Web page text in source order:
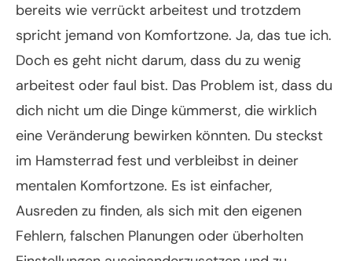
bereits wie verrückt arbeitest und trotzdem
spricht jemand von Komfortzone. Ja, das tue ich.
Doch es geht nicht darum, dass du zu wenig
arbeitest oder faul bist. Das Problem ist, dass du
dich nicht um die Dinge kümmerst, die wirklich
eine Veränderung bewirken könnten. Du steckst
im Hamsterrad fest und verbleibst in deiner
mentalen Komfortzone. Es ist einfacher,
Ausreden zu finden, als sich mit den eigenen
Fehlern, falschen Planungen oder überholten